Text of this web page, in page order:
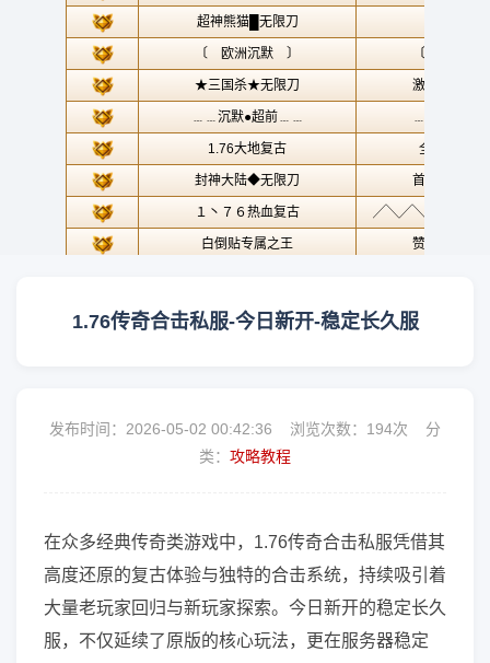
1.76传奇合击私服-今日新开-稳定长久服
发布时间：2026-05-02 00:42:36 浏览次数： 194次 分
类： 攻略教程
在众多经典传奇类游戏中，1.76传奇合击私服凭借其
高度还原的复古体验与独特的合击系统，持续吸引着
大量老玩家回归与新玩家探索。今日新开的稳定长久
服，不仅延续了原版的核心玩法，更在服务器稳定